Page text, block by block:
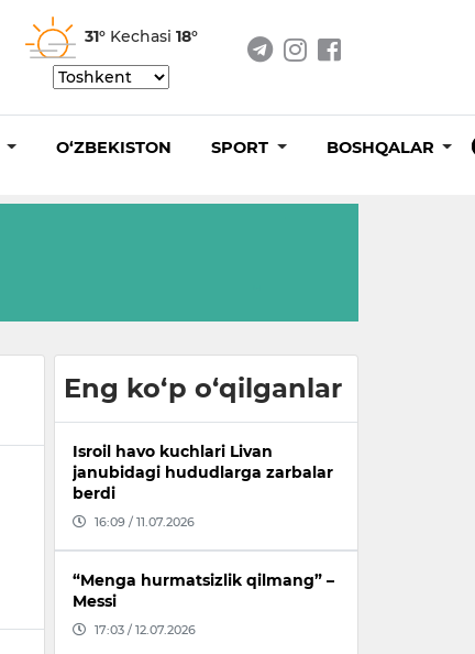
31° Kechasi 18°
O‘ZBEKISTON SPORT BOSHQALAR
Eng ko‘p o‘qilganlar
Isroil havo kuchlari Livan
janubidagi hududlarga zarbalar
berdi
16:09 / 11.07.2026
“Menga hurmatsizlik qilmang” –
Messi
17:03 / 12.07.2026